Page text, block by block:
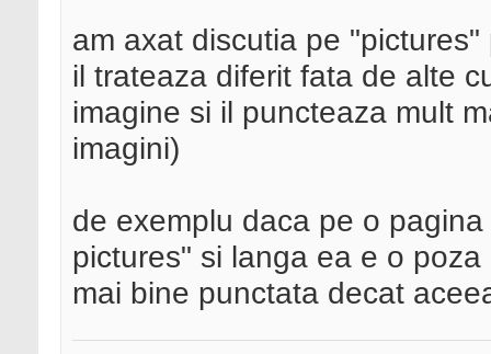
am axat discutia pe
il trateaza diferit fata de alte
imagine si il puncteaza mult
imagini)
de exemplu daca pe o
pictures" si langa ea e o
mai bine punctata decat